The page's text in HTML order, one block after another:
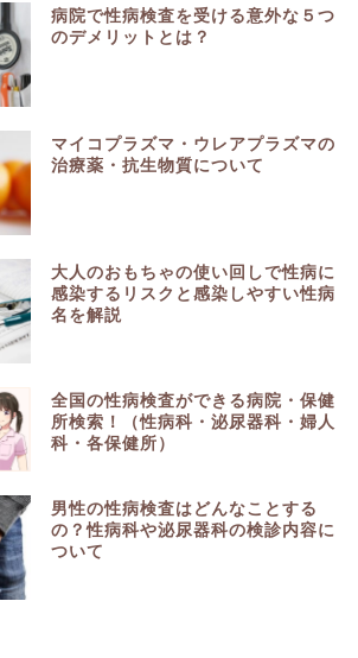
病院で性病検査を受ける意外な５つ
のデメリットとは？
マイコプラズマ・ウレアプラズマの
治療薬・抗生物質について
大人のおもちゃの使い回しで性病に
感染するリスクと感染しやすい性病
名を解説
全国の性病検査ができる病院・保健
所検索！（性病科・泌尿器科・婦人
科・各保健所）
男性の性病検査はどんなことする
の？性病科や泌尿器科の検診内容に
ついて